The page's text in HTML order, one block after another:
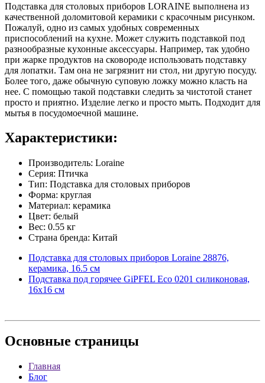
Подставка для столовых приборов LORAINE выполнена из
качественной доломитовой керамики с красочным рисунком.
Пожалуй, одно из самых удобных современных
приспособлений на кухне. Может служить подставкой под
разнообразные кухонные аксессуары. Например, так удобно
при жарке продуктов на сковороде использовать подставку
для лопатки. Там она не загрязнит ни стол, ни другую посуду.
Более того, даже обычную суповую ложку можно класть на
нее. С помощью такой подставки следить за чистотой станет
просто и приятно. Изделие легко и просто мыть. Подходит для
мытья в посудомоечной машине.
Характеристики:
Производитель: Loraine
Серия: Птичка
Тип: Подставка для столовых приборов
Форма: круглая
Материал: керамика
Цвет: белый
Вес: 0.55 кг
Страна бренда: Китай
Подставка для столовых приборов Loraine 28876,
керамика, 16.5 см
Подставка под горячее GiPFEL Eco 0201 силиконовая,
16х16 см
Основные страницы
Главная
Блог